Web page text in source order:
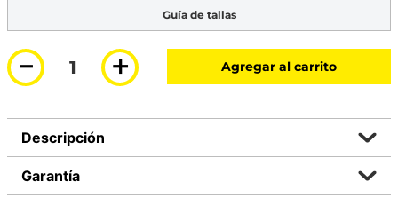
Guía de tallas
＋
－ Agregar al carrito
Descripción
Garantía